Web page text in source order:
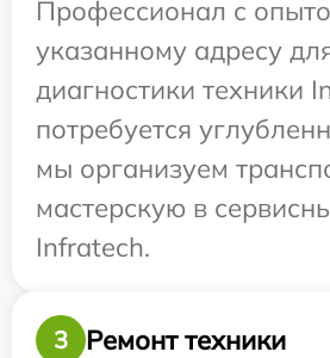
Профессионал с
указанному адресу
диагностики техники
потребуется
мы организуем
мастерскую в
Infratech.
3
Ремонт техники